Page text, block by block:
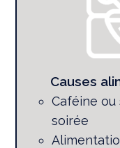
Causes
Caféine
soirée